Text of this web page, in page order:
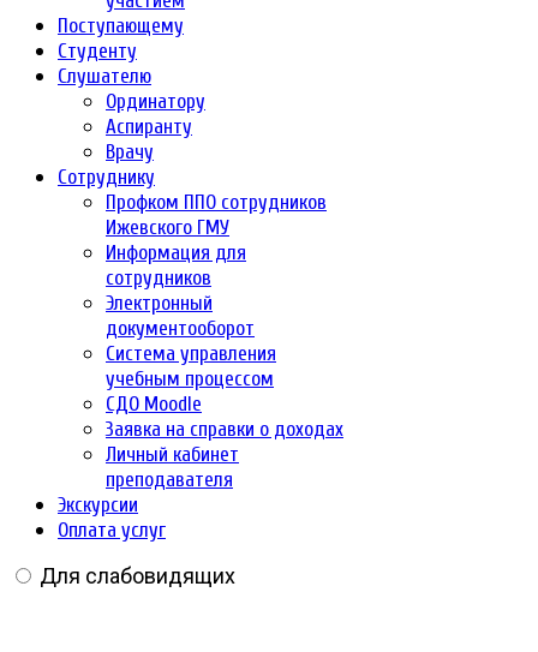
Поступающему
Студенту
Слушателю
Ординатору
Аспиранту
Врачу
Сотруднику
Профком ППО сотрудников
Ижевского ГМУ
Информация для
сотрудников
Электронный
документооборот
Система управления
учебным процессом
СДО Moodle
Заявка на справки о доходах
Личный кабинет
преподавателя
Экскурсии
Оплата услуг
Для слабовидящих